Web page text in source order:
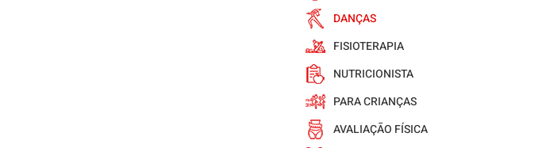
DANÇAS
FISIOTERAPIA
NUTRICIONISTA
PARA CRIANÇAS
AVALIAÇÃO FÍSICA